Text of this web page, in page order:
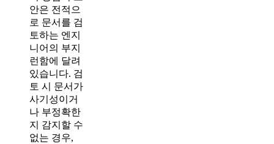
안은 전적으
로 문서를 검
토하는 엔지
니어의 부지
런함에 달려
있습니다. 검
토 시 문서가
사기성이거
나 부정확한
지 감지할 수
없는 경우,